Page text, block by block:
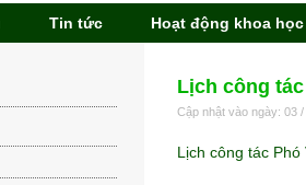
Tin tức Hoạt động khoa học
Lịch công
Cập nhật vào ngày: 03
Lịch công tác